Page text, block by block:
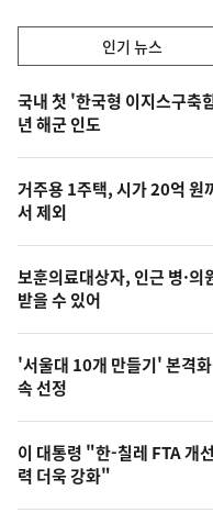
기,
최
신,
오
늘
의
영
상
오
늘
의
사
진
인기 뉴스
인
기
뉴
스
국내 첫 '한국형 이지스구
년 해군 인도
거주용 1주택, 시가 20억 원
서 제외
보훈의료대상자, 인근 병·의
받을 수 있어
'서울대 10개 만들기' 본격
속 선정
이 대통령 "한-칠레 FTA 개
력 더욱 강화"